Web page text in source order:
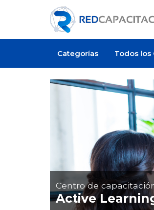
Categorías Todos los
Centro de
Active
Oferta de empleo